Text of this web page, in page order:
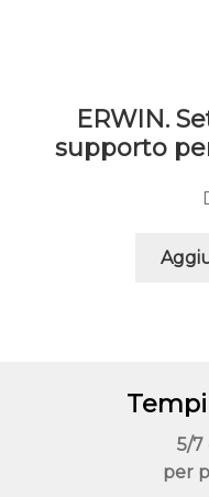
ERWIN.
supporto
5/7
per